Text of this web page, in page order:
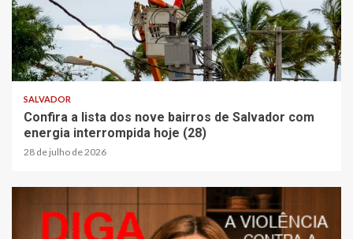
SALVADOR
Confira a lista dos nove bairros de Salvador com
energia interrompida hoje (28)
28 de julho de 2026